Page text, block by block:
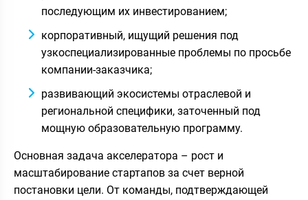
последующим их инвестированием;
корпоративный, ищущий решения под
узкоспециализированные проблемы по просьбе
компании-заказчика;
развивающий экосистемы отраслевой и
региональной специфики, заточенный под
мощную образовательную программу.
Основная задача акселератора – рост и
масштабирование стартапов за счет верной
постановки цели. От команды, подтверждающей